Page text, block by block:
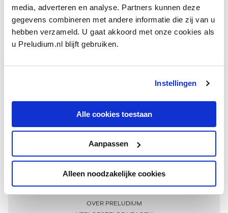
media, adverteren en analyse. Partners kunnen deze
gegevens combineren met andere informatie die zij van u
hebben verzameld. U gaat akkoord met onze cookies als
u Preludium.nl blijft gebruiken.
Instellingen
Alle cookies toestaan
Aanpassen
Alleen noodzakelijke cookies
Meer informatie
OVER PRELUDIUM